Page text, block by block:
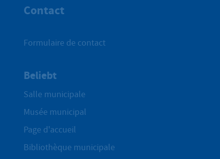
Contact
Formulaire de contact
Beliebt
Salle municipale
Musée municipal
Page d'accueil
Bibliothèque municipale